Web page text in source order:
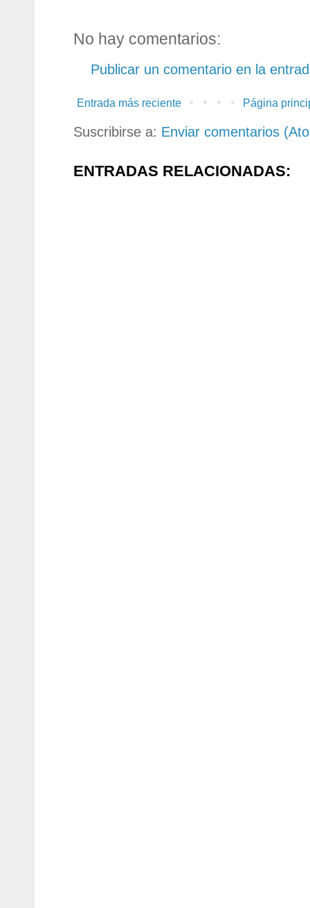
No hay comentarios:
Publicar un comentario en la
Entrada más reciente Página
Suscribirse a: Enviar comentarios
ENTRADAS RELACIONADAS: